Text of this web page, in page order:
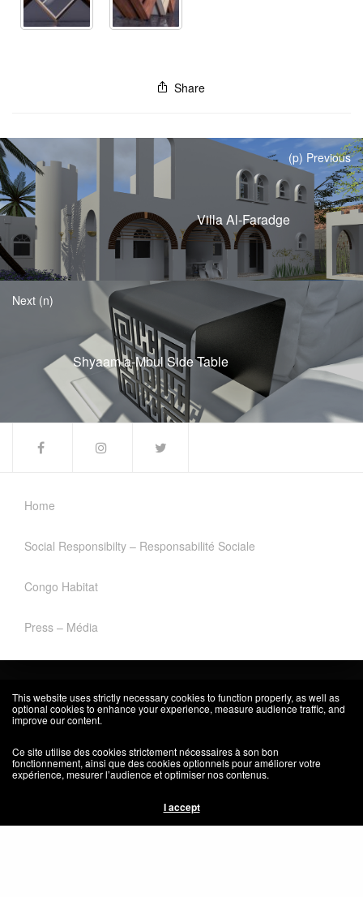
Share
(p) Previous
Villa Al-Faradge
Next (n)
Shyaam a-Mbul Side Table
Home
Social Responsibilty – Responsabilité Sociale
Congo Habitat
Press – Média
This website uses strictly necessary cookies to function properly, as well as
optional cookies to enhance your experience, measure audience traffic, and
improve our content.
Ce site utilise des cookies strictement nécessaires à son bon
fonctionnement, ainsi que des cookies optionnels pour améliorer votre
expérience, mesurer l’audience et optimiser nos contenus.
I accept